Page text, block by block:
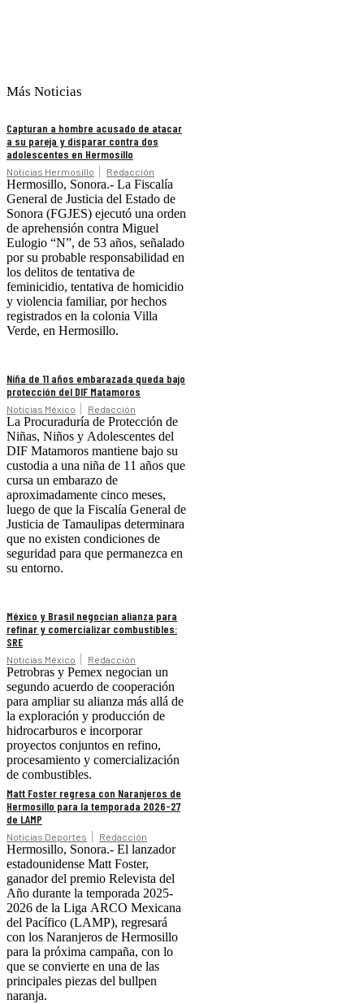
Más Noticias
Capturan a hombre acusado de atacar
a su pareja y disparar contra dos
adolescentes en Hermosillo
Noticias Hermosillo Redacción
Hermosillo, Sonora.- La Fiscalía
General de Justicia del Estado de
Sonora (FGJES) ejecutó una orden
de aprehensión contra Miguel
Eulogio “N”, de 53 años, señalado
por su probable responsabilidad en
los delitos de tentativa de
feminicidio, tentativa de homicidio
y violencia familiar, por hechos
registrados en la colonia Villa
Verde, en Hermosillo.
Niña de 11 años embarazada queda bajo
protección del DIF Matamoros
Noticias México Redacción
La Procuraduría de Protección de
Niñas, Niños y Adolescentes del
DIF Matamoros mantiene bajo su
custodia a una niña de 11 años que
cursa un embarazo de
aproximadamente cinco meses,
luego de que la Fiscalía General de
Justicia de Tamaulipas determinara
que no existen condiciones de
seguridad para que permanezca en
su entorno.
México y Brasil negocian alianza para
refinar y comercializar combustibles:
SRE
Noticias México Redacción
Petrobras y Pemex negocian un
segundo acuerdo de cooperación
para ampliar su alianza más allá de
la exploración y producción de
hidrocarburos e incorporar
proyectos conjuntos en refino,
procesamiento y comercialización
de combustibles.
Matt Foster regresa con Naranjeros de
Hermosillo para la temporada 2026-27
de LAMP
Noticias Deportes Redacción
Hermosillo, Sonora.- El lanzador
estadounidense Matt Foster,
ganador del premio Relevista del
Año durante la temporada 2025-
2026 de la Liga ARCO Mexicana
del Pacífico (LAMP), regresará
con los Naranjeros de Hermosillo
para la próxima campaña, con lo
que se convierte en una de las
principales piezas del bullpen
naranja.